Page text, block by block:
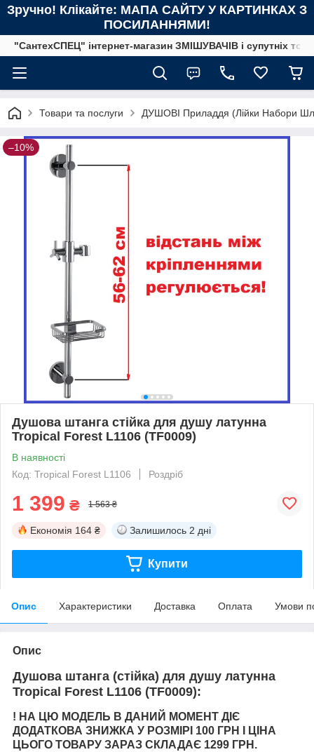
Зручно! Клікайте: МАПА САЙТУ У КАРТИНКАХ З
ПОСИЛАННЯМИ!
"СантехСПЕЦ" інтернет-магазин ЗМІШУВАЧІВ і супутніх
Товари та послуги ДУШОВІ Приладдя (Лійки Набори
–10%
Душова штанга стійка для душу латунна
Tropical Forest L1106 (TF0009)
В наявності
Код: Tropical Forest L1106
Роздріб
1 399 ₴ 1 563 ₴
Економія 164 ₴ Залишилось 2 дні
Купити
Опис Характеристики Доставка Оплата Умови
Опис
Душова штанга (стійка) для душу латунна
Tropical Forest L1106 (TF0009):
! НА ЦЮ МОДЕЛЬ В ДАНИЙ МОМЕНТ ДІЄ
ДОДАТКОВА ЗНИЖКА У РОЗМІРІ 100 ГРН І ЦІНА
ЦЬОГО ТОВАРУ ЗАРАЗ СКЛАДАЄ 1299 ГРН.